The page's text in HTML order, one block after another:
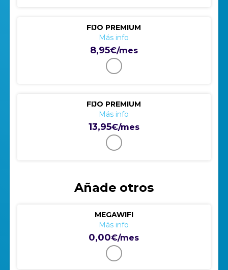
FIJO PREMIUM
Más info
8,95€/mes
FIJO PREMIUM
Más info
13,95€/mes
Añade otros
MEGAWIFI
Más info
0,00€/mes